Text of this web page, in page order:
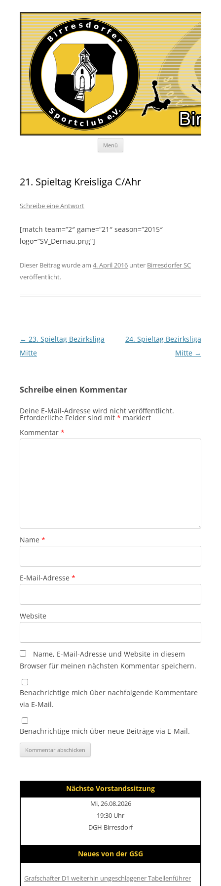
Menü
21. Spieltag Kreisliga C/Ahr
Schreibe eine Antwort
[match team=“2″ game=“21″ season=“2015″
logo=“SV_Dernau.png“]
Dieser Beitrag wurde am 4. April 2016 unter Birresdorfer SC
veröffentlicht.
Beitragsnavigation
← 23. Spieltag Bezirksliga
Mitte
24. Spieltag Bezirksliga
Mitte →
Schreibe einen Kommentar
Deine E-Mail-Adresse wird nicht veröffentlicht.
Erforderliche Felder sind mit * markiert
Kommentar *
Name *
E-Mail-Adresse *
Website
Name, E-Mail-Adresse und Website in diesem
Browser für meinen nächsten Kommentar speichern.
Benachrichtige mich über nachfolgende Kommentare
via E-Mail.
Benachrichtige mich über neue Beiträge via E-Mail.
Nächste Vorstandssitzung
Mi, 26.08.2026
19:30 Uhr
DGH Birresdorf
Neues von der GSG
Grafschafter D1 weiterhin ungeschlagener Tabellenführer